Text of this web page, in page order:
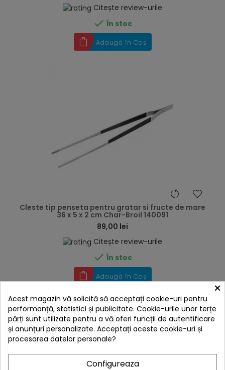
Citește review-urile
 În stoc
Adaugă în Coș
Cleste tip penseta pentru gratar si fructe de mare
36 x 5 x 2 cm Char-Broil 140091
89,00 lei
Citește review-urile
 În stoc
Adaugă în Coș
×
Acest magazin vă solicită să acceptați cookie-uri pentru
performanță, statistici și publicitate. Cookie-urile unor terțe
părți sunt utilizate pentru a vă oferi funcții de autentificare
și anunțuri personalizate. Acceptați aceste cookie-uri și
procesarea datelor personale?
Configureaza